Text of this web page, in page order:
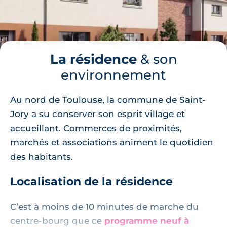
La résidence& son
environnement
Au nord de Toulouse, la commune de Saint-
Jory a su conserver son esprit village et
accueillant. Commerces de proximités,
marchés et associations animent le quotidien
des habitants.
Localisation de la résidence
C’est à moins de 10 minutes de marche du
centre-bourg que ce programme neuf à